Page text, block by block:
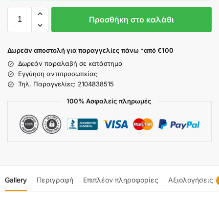
Προσθήκη στο καλάθι
Δωρεάν αποστολή για παραγγελίες πάνω *από €100
Δωρεάν παραλαβή σε κατάστημα
Εγγύηση αντιπροσωπείας
Τηλ. Παραγγελίες: 2104838515
100% Ασφαλείς πληρωμές
Gallery Περιγραφή Επιπλέον πληροφορίες Αξιολογήσεις